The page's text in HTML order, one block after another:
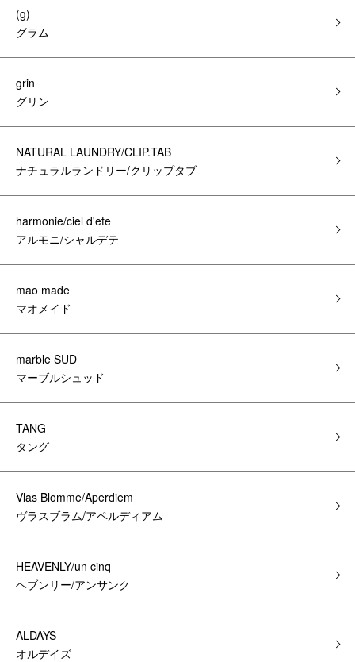
(g)
グラム
grin
グリン
NATURAL LAUNDRY/CLIP.TAB
ナチュラルランドリー/クリップタブ
harmonie/ciel d'ete
アルモニ/シャルデテ
mao made
マオメイド
marble SUD
マーブルシュッド
TANG
タング
Vlas Blomme/Aperdiem
ヴラスブラム/アペルディアム
HEAVENLY/un cinq
ヘブンリー/アンサンク
ALDAYS
オルデイズ